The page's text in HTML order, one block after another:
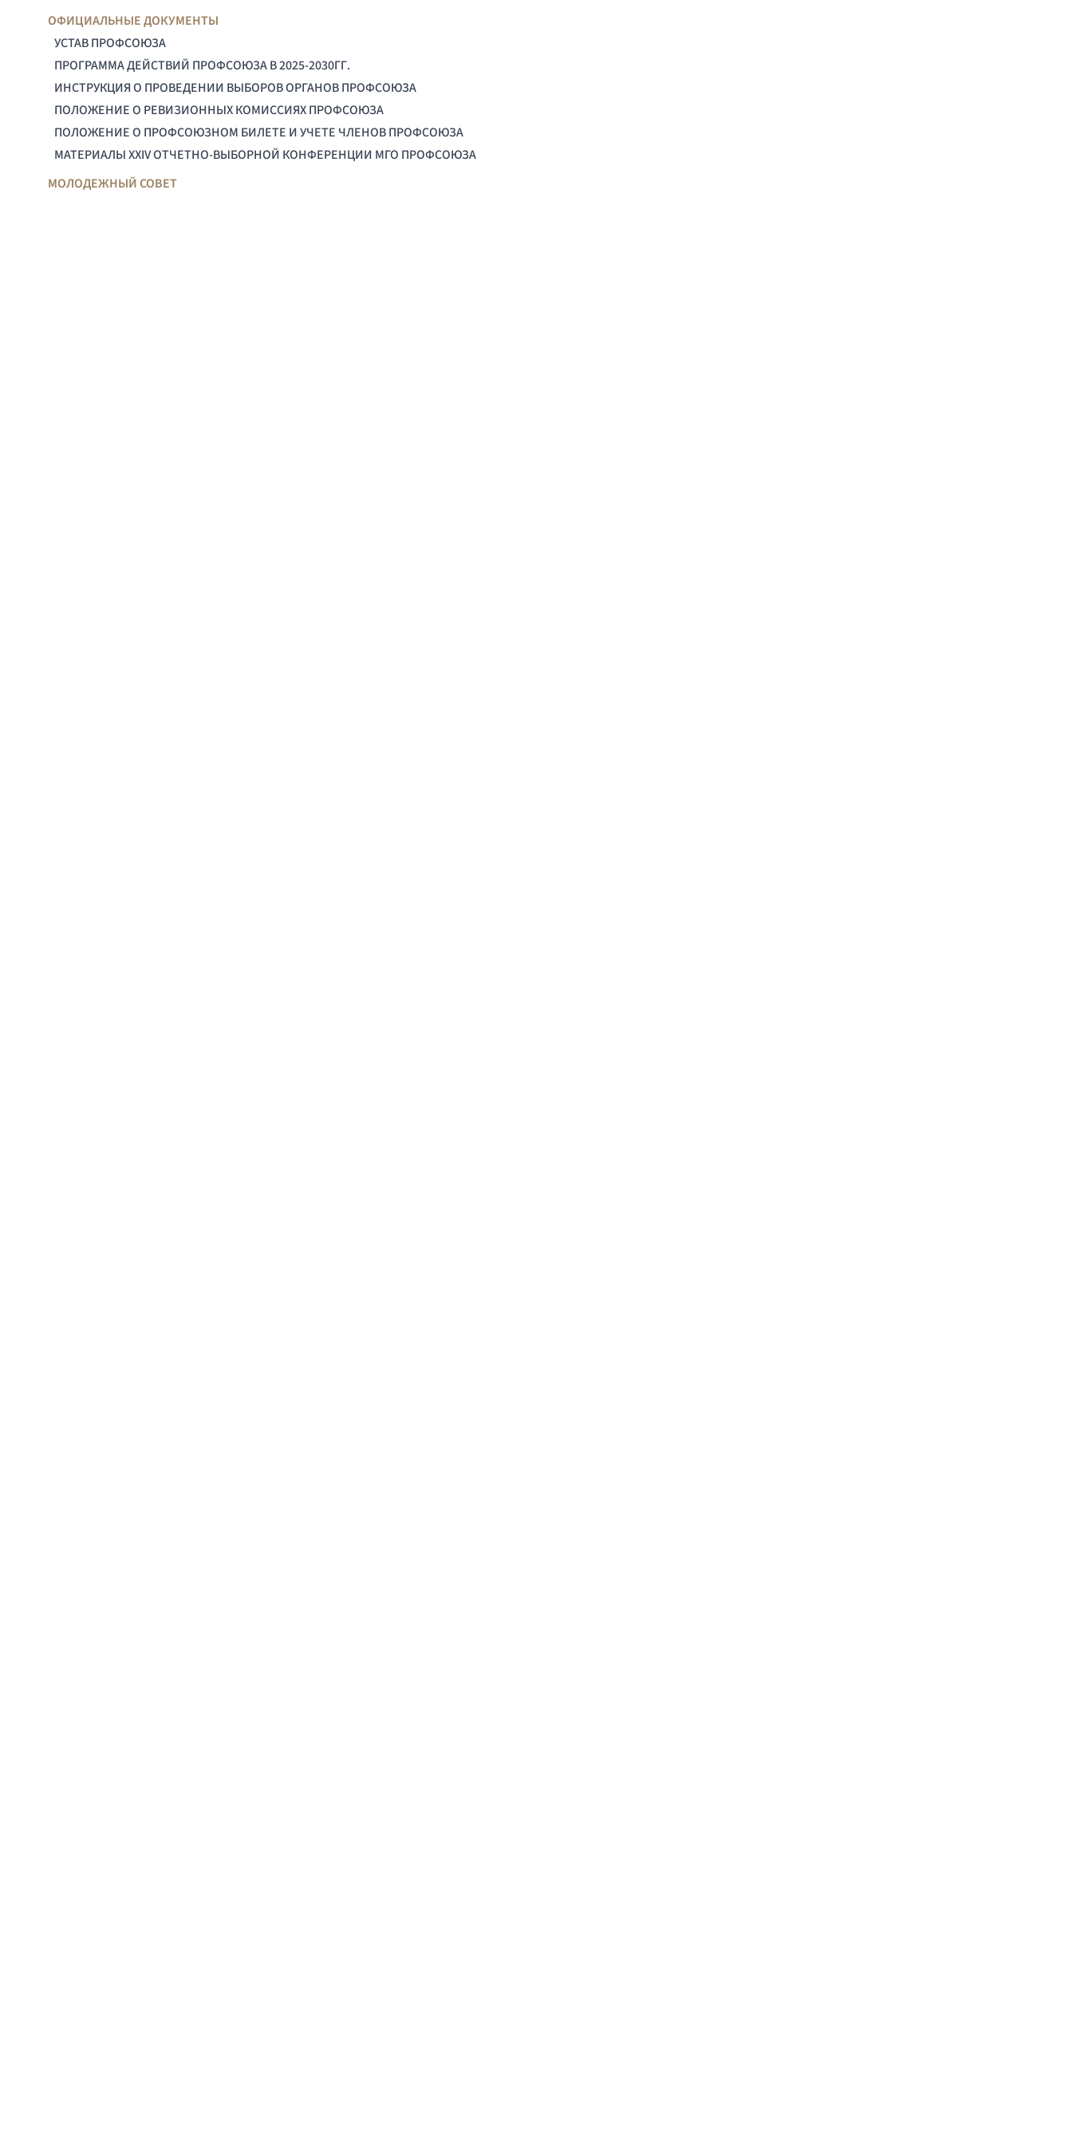
ОФИЦИАЛЬНЫЕ ДОКУМЕНТЫ
УСТАВ ПРОФСОЮЗА
ПРОГРАММА ДЕЙСТВИЙ ПРОФСОЮЗА В 2025-2030ГГ.
ИНСТРУКЦИЯ О ПРОВЕДЕНИИ ВЫБОРОВ ОРГАНОВ ПРОФСОЮЗА
ПОЛОЖЕНИЕ О РЕВИЗИОННЫХ КОМИССИЯХ ПРОФСОЮЗА
ПОЛОЖЕНИЕ О ПРОФСОЮЗНОМ БИЛЕТЕ И УЧЕТЕ ЧЛЕНОВ ПРОФСОЮЗА
МАТЕРИАЛЫ XXIV ОТЧЕТНО-ВЫБОРНОЙ КОНФЕРЕНЦИИ МГО ПРОФСОЮЗА
МОЛОДЕЖНЫЙ СОВЕТ